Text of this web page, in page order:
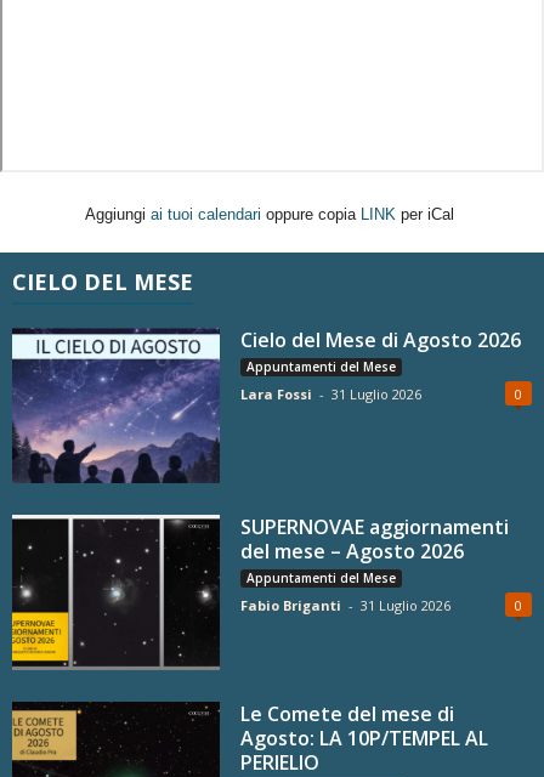
Aggiungi ai tuoi calendari oppure copia LINK per iCal
CIELO DEL MESE
Cielo del Mese di Agosto 2026
Appuntamenti del Mese
Lara Fossi - 31 Luglio 2026 0
SUPERNOVAE aggiornamenti
del mese – Agosto 2026
Appuntamenti del Mese
Fabio Briganti - 31 Luglio 2026 0
Le Comete del mese di
Agosto: LA 10P/TEMPEL AL
PERIELIO